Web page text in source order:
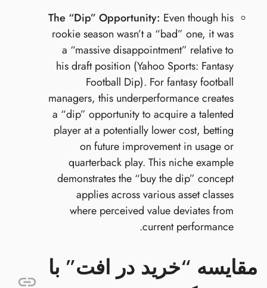
The “Dip” Opportunity: Even though his
rookie season wasn’t a “bad” one, it was
a “massive disappointment” relative to
his draft position (Yahoo Sports: Fantasy
Football Dip). For fantasy football
managers, this underperformance creates
a “dip” opportunity to acquire a talented
player at a potentially lower cost, betting
on future improvement in usage or
quarterback play. This niche example
demonstrates the “buy the dip” concept
applies across various asset classes
where perceived value deviates from
current performance.
مقایسه “خرید در افت” با